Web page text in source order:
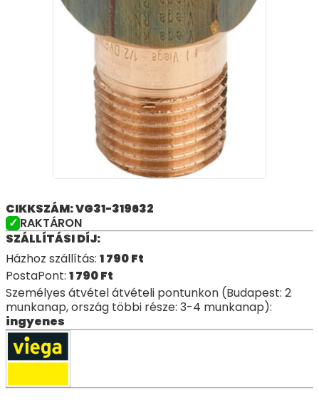
CIKKSZÁM: VG31-319632
RAKTÁRON
SZÁLLÍTÁSI DÍJ:
Házhoz szállítás: 1 790Ft
PostaPont: 1 790Ft
Személyes átvétel átvételi pontunkon (Budapest: 2
munkanap, ország többi része: 3-4 munkanap):
ingyenes